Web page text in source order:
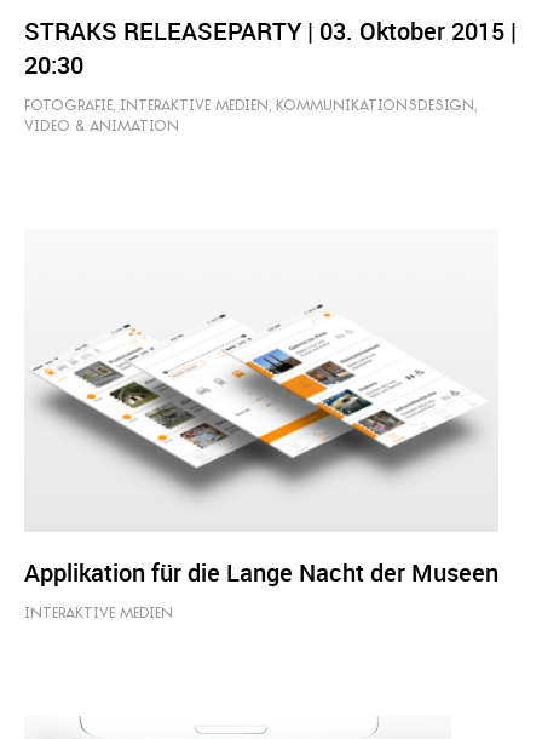
STRAKS RELEASEPARTY | 03. Oktober 2015 |
20:30
FOTOGRAFIE, INTERAKTIVE MEDIEN, KOMMUNIKATIONSDESIGN,
VIDEO & ANIMATION
Applikation für die Lange Nacht der Museen
INTERAKTIVE MEDIEN